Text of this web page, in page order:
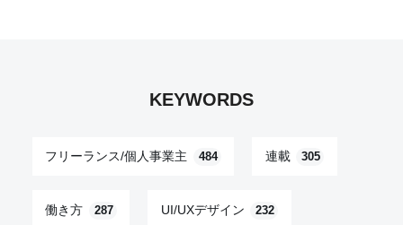
KEYWORDS
フリーランス/個人事業主 484 連載 305
働き方 287 UI/UXデザイン 232